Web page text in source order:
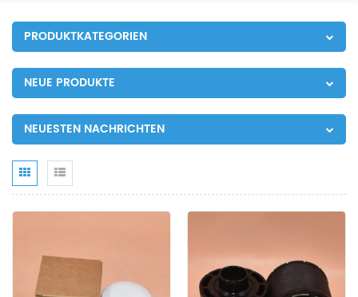
PRODUKTKATEGORIEN
NEUE PRODUKTE
NEUESTEN NACHRICHTEN